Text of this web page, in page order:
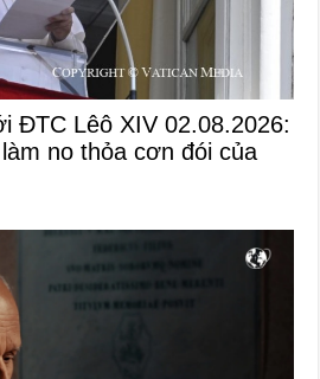
ĐTC Lêô XIV 02.08.2026:
no thỏa cơn đói của